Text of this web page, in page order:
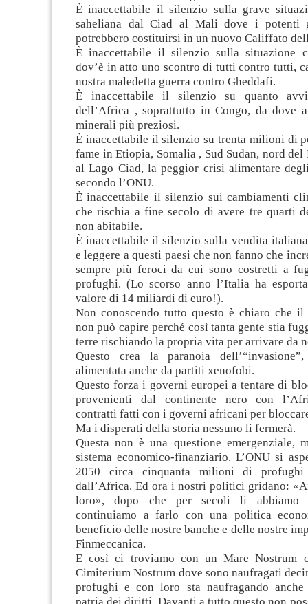
È inaccettabile il silenzio sulla grave
saheliana dal Ciad al Mali dove i potenti
potrebbero costituirsi in un nuovo Califfato
È inaccettabile il silenzio sulla situazione
dov’è in atto uno scontro di tutti contro tutti,
nostra maledetta guerra contro Gheddafi.
È inaccettabile il silenzio su quanto
dell’Africa , soprattutto in Congo, da dove
minerali più preziosi.
È inaccettabile il silenzio su trenta milioni di
fame in Etiopia, Somalia , Sud Sudan, nord
al Lago Ciad, la peggior crisi alimentare
secondo l’ONU.
È inaccettabile il silenzio sui cambiamenti
che rischia a fine secolo di avere tre quarti
non abitabile.
È inaccettabile il silenzio sulla vendita
e leggere a questi paesi che non fanno che
sempre più feroci da cui sono costretti a
profughi. (Lo scorso anno l’Italia ha
valore di 14 miliardi di euro!).
Non conoscendo tutto questo è chiaro che
non può capire perché così tanta gente stia
terre rischiando la propria vita per arrivare da
Questo crea la paranoia dell’“invasione”,
alimentata anche da partiti xenofobi.
Questo forza i governi europei a tentare di
provenienti dal continente nero con
contratti fatti con i governi africani per
Ma i disperati della storia nessuno li fermerà.
Questa non è una questione emergenziale,
sistema economico-finanziario. L’ONU si
2050 circa cinquanta milioni di
dall’Africa. Ed ora i nostri politici gridano:
loro», dopo che per secoli li abbiamo
continuiamo a farlo con una politica
beneficio delle nostre banche e delle nostre
Finmeccanica.
E così ci troviamo con un Mare Nostrum
Cimiterium Nostrum dove sono naufragati
profughi e con loro sta naufragando anche